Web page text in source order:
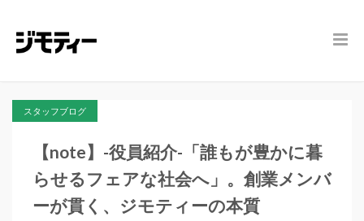
スタッフブログ
【note】-役員紹介-「誰もが豊かに暮
らせるフェアな社会へ」。創業メンバ
ーが貫く、ジモティーの本質